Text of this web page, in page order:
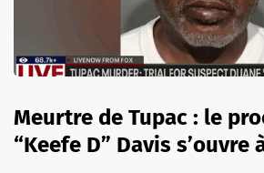
Meurtre de Tupac : le
“Keefe D” Davis s’ouvre